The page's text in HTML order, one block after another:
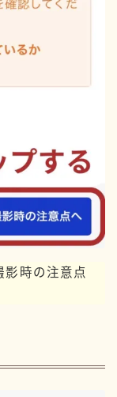
影時の注意点